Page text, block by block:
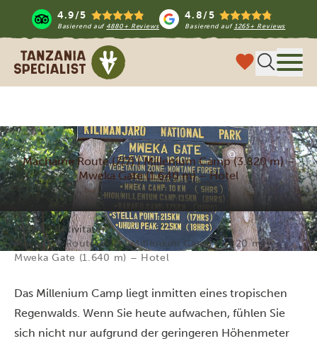
4.9/5
Basierend auf 4880+ Reviews
4.8/5
Basierend auf 1265+ Reviews
Tanzania Specialist
Machame Route (7/7) | Millenium Camp (3.820 m) –
Mweka Gate (1.640 m) – Hotel
Home
Aktivitäten
Machame Route (7/7) | Millenium Camp (3.820 m) –
Mweka Gate (1.640 m) – Hotel
Das Millenium Camp liegt inmitten eines tropischen
Regenwalds. Wenn Sie heute aufwachen, fühlen Sie
sich nicht nur aufgrund der geringeren Höhenmeter